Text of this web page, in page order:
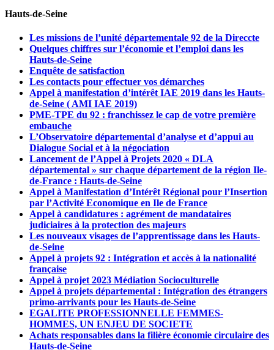
Hauts-de-Seine
Les missions de l’unité départementale 92 de la Direccte
Quelques chiffres sur l’économie et l’emploi dans les
Hauts-de-Seine
Enquête de satisfaction
Les contacts pour effectuer vos démarches
Appel à manifestation d’intérêt IAE 2019 dans les Hauts-
de-Seine ( AMI IAE 2019)
PME-TPE du 92 : franchissez le cap de votre première
embauche
L’Observatoire départemental d’analyse et d’appui au
Dialogue Social et à la négociation
Lancement de l’Appel à Projets 2020 « DLA
départemental » sur chaque département de la région Ile-
de-France : Hauts-de-Seine
Appel à Manifestation d’Intérêt Régional pour l’Insertion
par l’Activité Economique en Ile de France
Appel à candidatures : agrément de mandataires
judiciaires à la protection des majeurs
Les nouveaux visages de l’apprentissage dans les Hauts-
de-Seine
Appel à projets 92 : Intégration et accès à la nationalité
française
Appel à projet 2023 Médiation Socioculturelle
Appel à projets départemental : Intégration des étrangers
primo-arrivants pour les Hauts-de-Seine
EGALITE PROFESSIONNELLE FEMMES-
HOMMES, UN ENJEU DE SOCIETE
Achats responsables dans la filière économie circulaire des
Hauts-de-Seine